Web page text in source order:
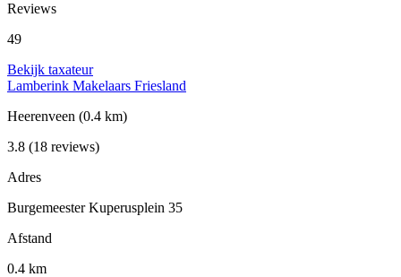
Reviews
49
Bekijk taxateur
Lamberink Makelaars Friesland
Heerenveen (0.4 km)
3.8 (18 reviews)
Adres
Burgemeester Kuperusplein 35
Afstand
0.4 km